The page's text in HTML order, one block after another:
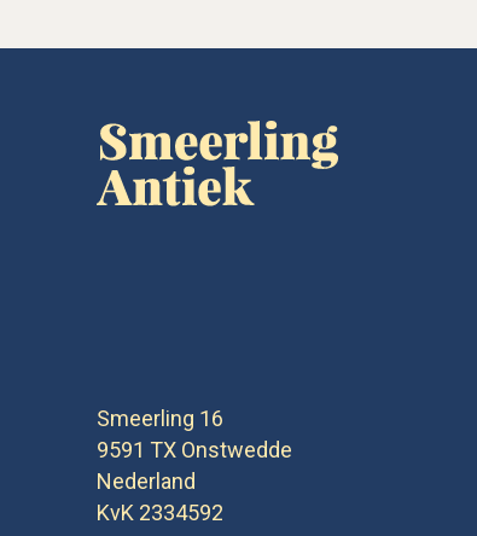
Smeerling 16
9591 TX Onstwedde
Nederland
KvK 2334592